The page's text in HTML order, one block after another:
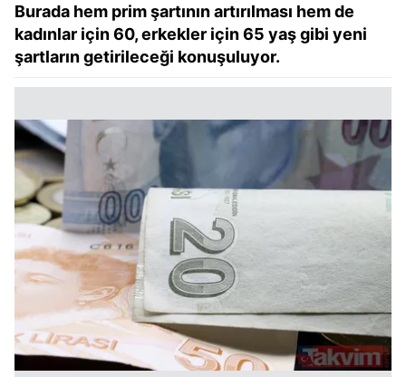
Burada hem prim şartının artırılması hem de
kadınlar için 60, erkekler için 65 yaş gibi yeni
şartların getirileceği konuşuluyor.